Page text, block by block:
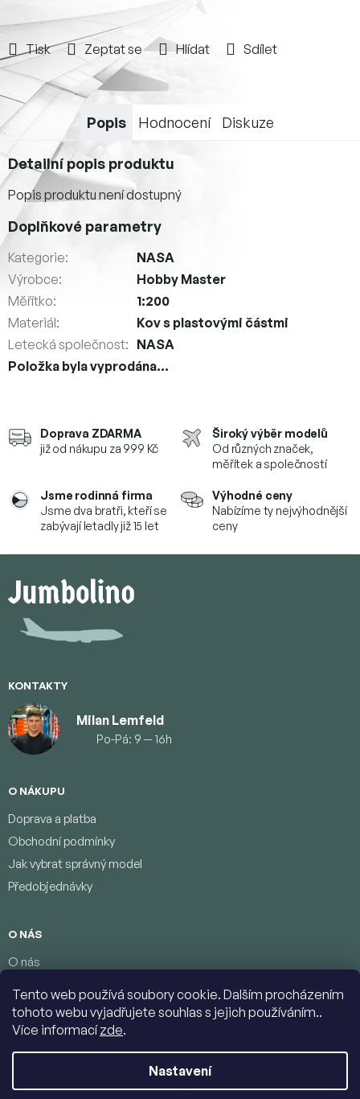
Tento web používá soubory cookie. Dalším procházením
tohoto webu vyjadřujete souhlas s jejich používáním..
Více informacízde.
Nastavení
Tisk Zeptat se Hlídat Sdílet
Doprava ZDARMA
již od nákupu za 999 Kč
Široký výběr modelů
Od různých značek,
měřítek a společností
Jsme rodinná firma
Jsme dva bratři, kteří se
zabývají letadly již 15 let
Výhodné ceny
Nabízíme ty nejvýhodnější
ceny
Popis Hodnocení Diskuze
Detailní popis produktu
Popis produktu není dostupný
Doplňkové parametry
Kategorie:
NASA
Výrobce:
Hobby Master
Měřítko:
1:200
Materiál:
Kov s plastovými částmi
Letecká společnost: NASA
Položka byla vyprodána…
p
KONTAKTY
Milan Lemfeld
Po-Pá: 9 — 16h
O NÁKUPU
Doprava a platba
Obchodní podmínky
Jak vybrat správný model
Předobjednávky
O NÁS
O nás
Podmínky ochrany osobních údajů
Kontakty